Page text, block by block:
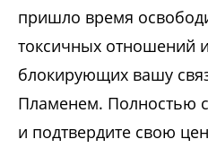
пришло время
токсичных отношений
блокирующих вашу
Пламенем. Полностью
и подтвердите свою